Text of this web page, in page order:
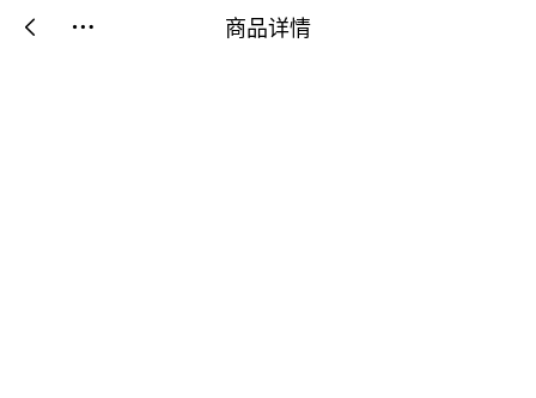
商品详情
 